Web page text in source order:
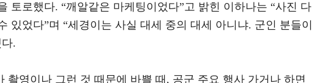
토로했다. “깨알같은 마케팅이었다”고 밝힌 이하나는 “사진 다
있었다”며 “세경이는 사실 대세 중의 대세 아니냐. 군인 분들이
.
촬영이나 그런 것 때문에 바쁠 때, 공군 주요 행사 가거나 하면